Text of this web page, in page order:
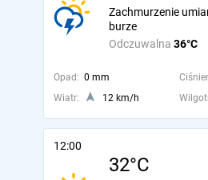
Odczuwalna 36°C
Zachmurzenie
burze
Opad: 0 mm
Wiatr:
12 km/h
12:00
32°C